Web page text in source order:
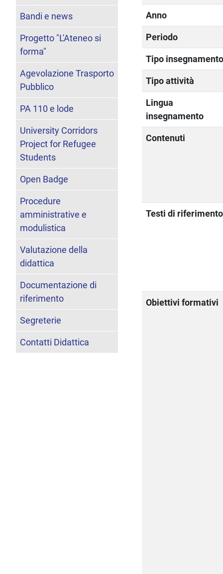
Anno
Periodo
Tipo insegnamento
Tipo attività
Lingua
insegnamento
Contenuti
Testi di riferimento
Obiettivi formativi
Bandi e news
Progetto "L'Ateneo si
forma"
Agevolazione Trasporto
Pubblico
PA 110 e lode
University Corridors
Project for Refugee
Students
Open Badge
Procedure
amministrative e
modulistica
Valutazione della
didattica
Documentazione di
riferimento
Segreterie
Contatti Didattica